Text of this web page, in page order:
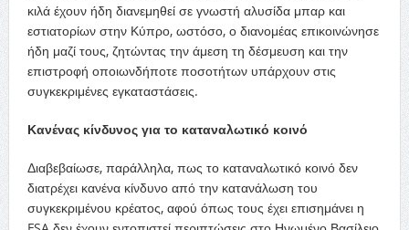
κιλά έχουν ήδη διανεμηθεί σε γνωστή αλυσίδα μπαρ και
εστιατορίων στην Κύπρο, ωστόσο, ο διανομέας επικοινώνησε
ήδη μαζί τους, ζητώντας την άμεση τη δέσμευση και την
επιστροφή οποιωνδήποτε ποσοτήτων υπάρχουν στις
συγκεκριμένες εγκαταστάσεις.
Κανένας κίνδυνος για το καταναλωτικό κοινό
Διαβεβαίωσε, παράλληλα, πως το καταναλωτικό κοινό δεν
διατρέχει κανένα κίνδυνο από την κατανάλωση του
συγκεκριμένου κρέατος, αφού όπως τους έχει επισημάνει η